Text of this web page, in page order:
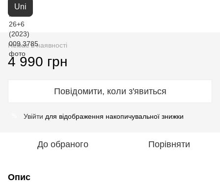
Uni
Немає в наявності
4 990 грн
Повідомити, коли з'явиться
Увійти для відображення накопичувальної знижки
До обраного Порівняти
Опис